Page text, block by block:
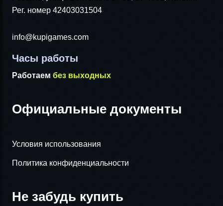
Рег. номер 42403031504
info@kupigames.com
Часы работы
Работаем без выходных
Официальные документы
Условия использования
Политика конфиденциальности
Не забудь купить